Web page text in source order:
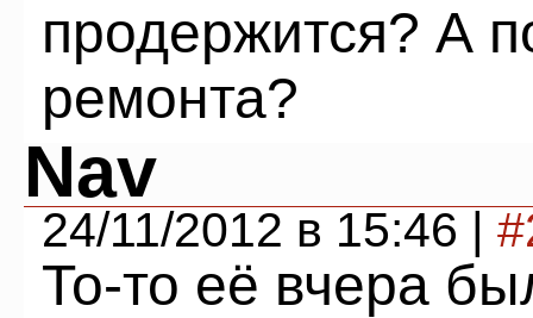
продержится? А
ремонта?
Nav
24/11/2012 в 15:46 |
То-то её вчера